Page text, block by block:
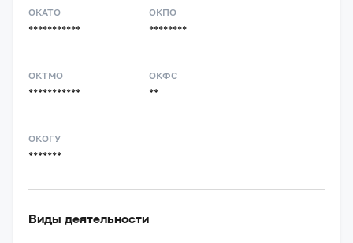
ОКАТО
***********
ОКПО
********
ОКТМО
***********
ОКФС
**
ОКОГУ
*******
Виды деятельности